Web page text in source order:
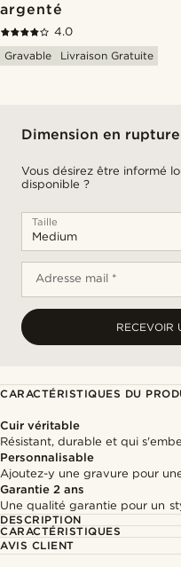
argenté
4.0
Gravable
Livraison Gratuite
Dimension en
Vous désirez être informé
disponible ?
Taille
Adresse mail *
RECEVOIR
CARACTÉRISTIQUES DU
Cuir véritable
Résistant, durable et qui
Personnalisable
Ajoutez-y une gravure pour
Garantie 2 ans
Une qualité garantie pour un
DESCRIPTION
CARACTÉRISTIQUES
AVIS CLIENT